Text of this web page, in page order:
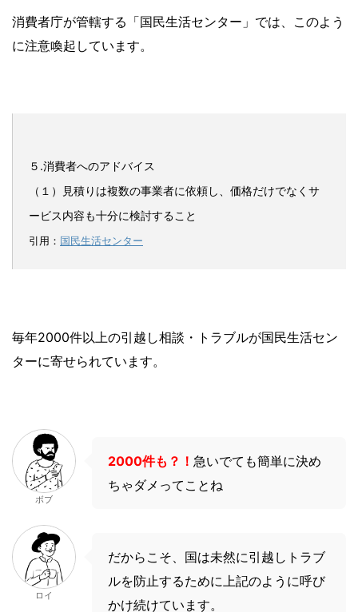
消費者庁が管轄する「国民生活センター」では、このよう
に注意喚起しています。
５.消費者へのアドバイス
（１）見積りは複数の事業者に依頼し、価格だけでなくサ
ービス内容も十分に検討すること
引用： 国民生活センター
毎年2000件以上の引越し相談・トラブルが国民生活セン
ターに寄せられています。
ボブ
2000件も？！ 急いでても簡単に決め
ちゃダメってことね
ロイ
だからこそ、国は未然に引越しトラブ
ルを防止するために上記のように呼び
かけ続けています。